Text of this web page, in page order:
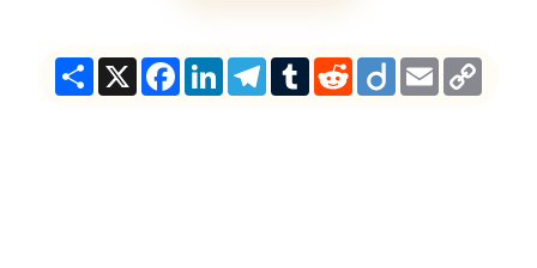
ShareX Facebook
LinkedInTelegram
TumblrRedditDiigoEmail